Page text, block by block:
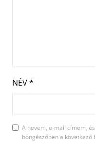
NÉV*
A nevem, e-mail címem,
böngészőben a következő